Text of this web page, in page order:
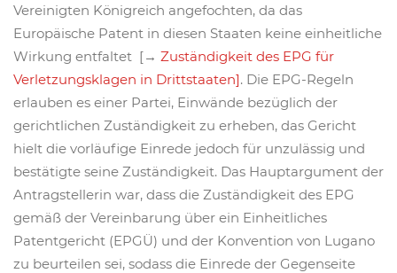
Vereinigten Königreich angefochten, da das
Europäische Patent in diesen Staaten keine einheitliche
Wirkung entfaltet [→ Zuständigkeit des EPG für
Verletzungsklagen in Drittstaaten]. Die EPG-Regeln
erlauben es einer Partei, Einwände bezüglich der
gerichtlichen Zuständigkeit zu erheben, das Gericht
hielt die vorläufige Einrede jedoch für unzulässig und
bestätigte seine Zuständigkeit. Das Hauptargument der
Antragstellerin war, dass die Zuständigkeit des EPG
gemäß der Vereinbarung über ein Einheitliches
Patentgericht (EPGÜ) und der Konvention von Lugano
zu beurteilen sei, sodass die Einrede der Gegenseite